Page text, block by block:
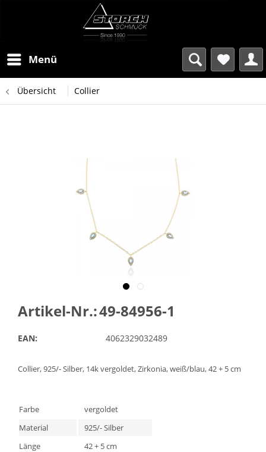
Menü
Übersicht Collier
Artikel-Nr.:49-84956-1
EAN: 4062329032489
Collier, 925/- Silber, 14k vergoldet, Zirkonia, weiß/blau, 42 + 5 cm
Farbe
vergoldet
Material
925/- Silber
Länge
42 + 5 cm